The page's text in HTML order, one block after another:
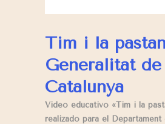
Tim i la
Generalitat de
Catalunya
Video educativo «Tim i la
realizado para el Departament